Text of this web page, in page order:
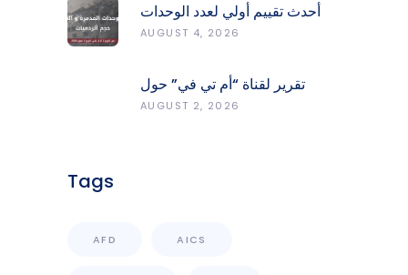
أحدث تقييم أولي لعدد الوحدات
المدمّرة والمتضرّرة وحجم
AUGUST 4, 2026
تقرير لقناة “أم تي في” حول
انعكاسات التفجيرات في جنوب
AUGUST 2, 2026
Tags
AFD AICS